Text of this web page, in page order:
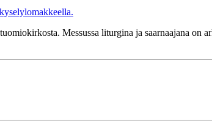
Messussa liturgina ja saarnaajana on